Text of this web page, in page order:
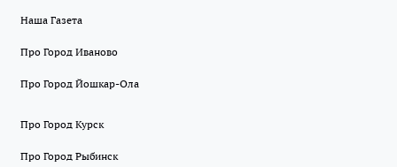
Наша Газета
Про Город Иваново
Про Город Йошкар-Ола
Про Город Курск
Про Город Рыбинск